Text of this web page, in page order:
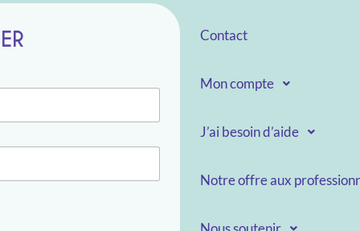
Contact
Mon compte
J’ai besoin d’aide
Notre offre aux